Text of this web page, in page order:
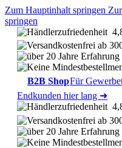
Zum Hauptinhalt springen
springen
B2B ShopFür
Endkunden hier lang ➜